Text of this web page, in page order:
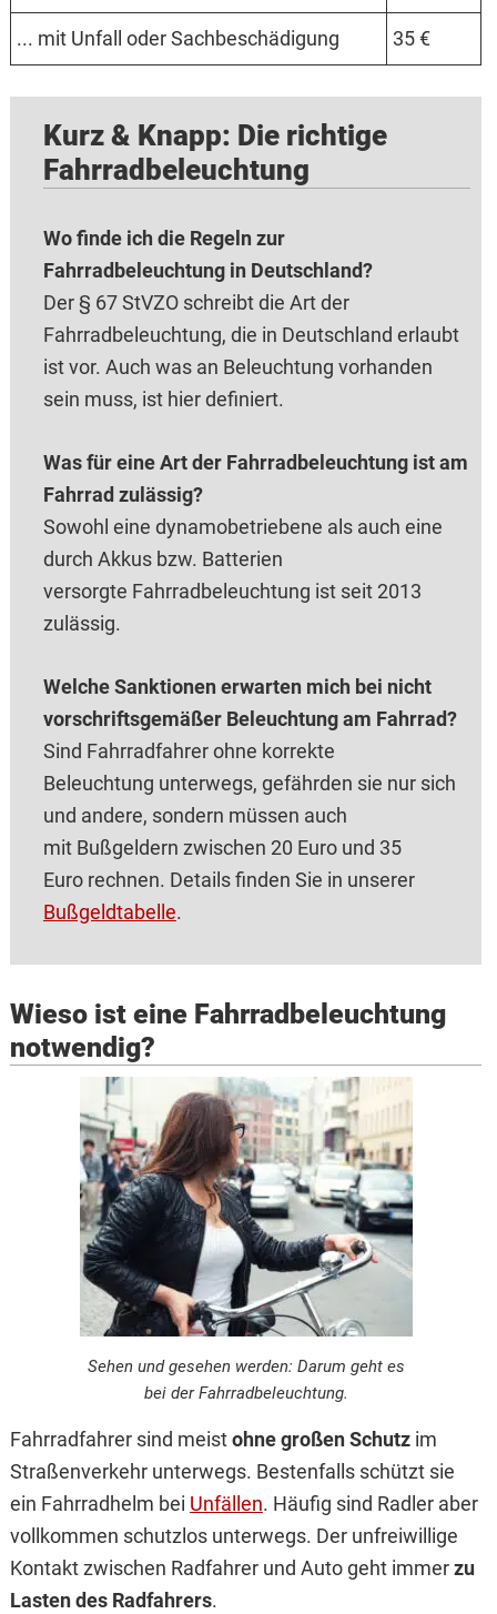
... mit Unfall oder Sachbeschädigung 35 €
Kurz & Knapp: Die richtige
Fahrradbeleuchtung
Wo finde ich die Regeln zur
Fahrradbeleuchtung in Deutschland?
Der § 67 StVZO schreibt die Art der
Fahrradbeleuchtung, die in Deutschland erlaubt
ist vor. Auch was an Beleuchtung vorhanden
sein muss, ist hier definiert.
Was für eine Art der Fahrradbeleuchtung ist am
Fahrrad zulässig?
Sowohl eine dynamobetriebene als auch eine
durch Akkus bzw. Batterien
versorgte Fahrradbeleuchtung ist seit 2013
zulässig.
Welche Sanktionen erwarten mich bei nicht
vorschriftsgemäßer Beleuchtung am Fahrrad?
Sind Fahrradfahrer ohne korrekte
Beleuchtung unterwegs, gefährden sie nur sich
und andere, sondern müssen auch
mit Bußgeldern zwischen 20 Euro und 35
Euro rechnen. Details finden Sie in unserer
Bußgeldtabelle.
Wieso ist eine Fahrradbeleuchtung
notwendig?
Sehen und gesehen werden: Darum geht es
bei der Fahrradbeleuchtung.
Fahrradfahrer sind meistohne großen Schutzim
Straßenverkehr unterwegs. Bestenfalls schützt sie
ein Fahrradhelm bei Unfällen. Häufig sind Radler aber
vollkommen schutzlos unterwegs. Der unfreiwillige
Kontakt zwischen Radfahrer und Auto geht immerzu
Lasten des Radfahrers.